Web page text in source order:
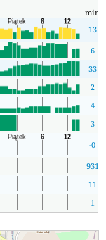
min
13
6
33
2
4
3
-0
931
11
1